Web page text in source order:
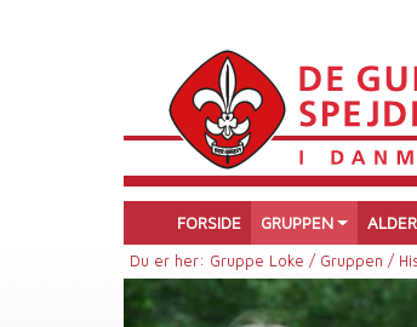
FORSIDE GRUPPEN
Du er her: Gruppe Loke / Gruppen /